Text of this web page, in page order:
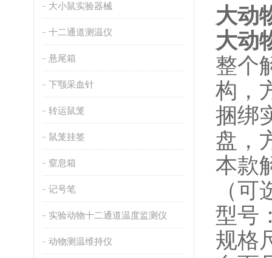
大小鼠实验器械
十二通道测温仪
悬尾箱
下颚采血针
转运鼠笼
鼠笼挂签
窒息箱
记号笔
实验动物十二通道温度监测仪
动物测温维持仪
大动
大动
整个
构，
捆绑
盘，
本款
（
型号
规格